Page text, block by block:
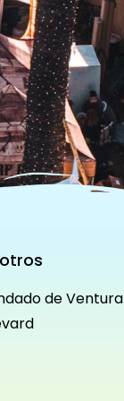
de Ventura